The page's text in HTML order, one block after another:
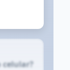
celular?